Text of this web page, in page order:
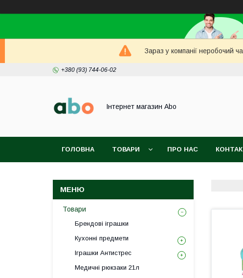
Зараз у компанії неробочий
+380 (93) 744-06-02
Інтернет магазин Abo
ГОЛОВНА ТОВАРИ ПРО НАС
Товари
Брендові іграшки
Кухонні предмети
Іграшки Антистрес
Медичні рюкзаки 21л